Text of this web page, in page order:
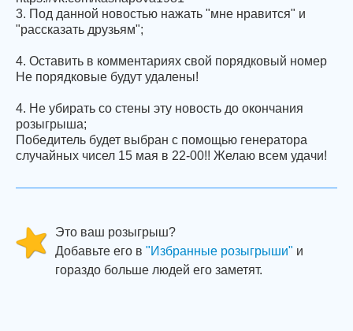
3. Под данной новостью нажать "мне нравится" и
"рассказать друзьям";
4. Оставить в комментариях свой порядковый номер
Не порядковые будут удалены!
4. Не убирать со стены эту новость до окончания
розыгрыша;
Победитель будет выбран с помощью генератора
случайных чисел 15 мая в 22-00!! Желаю всем удачи!
Это ваш розыгрыш?
Добавьте его в "Избранные розыгрыши" и
гораздо больше людей его заметят.